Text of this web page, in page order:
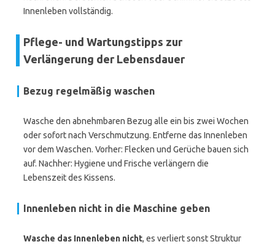
Innenleben vollständig.
Pflege- und Wartungstipps zur
Verlängerung der Lebensdauer
Bezug regelmäßig waschen
Wasche den abnehmbaren Bezug alle ein bis zwei Wochen
oder sofort nach Verschmutzung. Entferne das Innenleben
vor dem Waschen. Vorher: Flecken und Gerüche bauen sich
auf. Nachher: Hygiene und Frische verlängern die
Lebenszeit des Kissens.
Innenleben nicht in die Maschine geben
Wasche das Innenleben nicht, es verliert sonst Struktur